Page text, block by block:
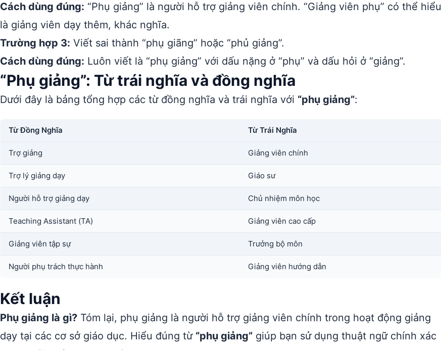
Cách dùng đúng: “Phụ giảng” là người hỗ trợ giảng viên chính. “Giảng viên phụ” có thể hiểu
là giảng viên dạy thêm, khác nghĩa.
Trường hợp 3: Viết sai thành “phụ giãng” hoặc “phủ giảng”.
Cách dùng đúng: Luôn viết là “phụ giảng” với dấu nặng ở “phụ” và dấu hỏi ở “giảng”.
“Phụ giảng”: Từ trái nghĩa và đồng nghĩa
Dưới đây là bảng tổng hợp các từ đồng nghĩa và trái nghĩa với “phụ giảng”:
Từ Đồng Nghĩa Từ Trái Nghĩa
Trợ giảng Giảng viên chính
Trợ lý giảng dạy Giáo sư
Người hỗ trợ giảng dạy Chủ nhiệm môn học
Teaching Assistant (TA) Giảng viên cao cấp
Giảng viên tập sự Trưởng bộ môn
Người phụ trách thực hành Giảng viên hướng dẫn
Kết luận
Phụ giảng là gì? Tóm lại, phụ giảng là người hỗ trợ giảng viên chính trong hoạt động giảng
dạy tại các cơ sở giáo dục. Hiểu đúng từ “phụ giảng” giúp bạn sử dụng thuật ngữ chính xác